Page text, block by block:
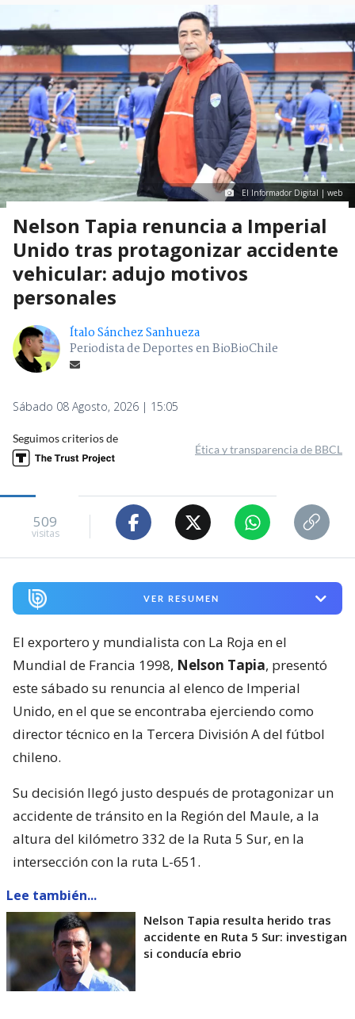
El Informador Digital | web
Nelson Tapia renuncia a Imperial
Unido tras protagonizar accidente
vehicular: adujo motivos
personales
Ítalo Sánchez Sanhueza
Periodista de Deportes en BioBioChile
Sábado 08 Agosto, 2026 | 15:05
Seguimos criterios de
Ética y transparencia de BBCL
509
visitas
VER RESUMEN
El exportero y mundialista con La Roja en el
Mundial de Francia 1998, Nelson Tapia, presentó
este sábado su renuncia al elenco de Imperial
Unido, en el que se encontraba ejerciendo como
director técnico en la Tercera División A del fútbol
chileno.
Su decisión llegó justo después de protagonizar un
accidente de tránsito en la Región del Maule, a la
altura del kilómetro 332 de la Ruta 5 Sur, en la
intersección con la ruta L-651.
Lee también...
Nelson Tapia resulta herido tras
accidente en Ruta 5 Sur: investigan
si conducía ebrio